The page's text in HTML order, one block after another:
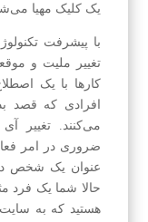
یک کلیک مهیا
با پیشرفت
تغییر ملیت و
افرادی که قصد
می‌کنند. تغییر
ضروری در امر
عنوان یک شخص
حالا شما یک فرد
هستید که به سایت